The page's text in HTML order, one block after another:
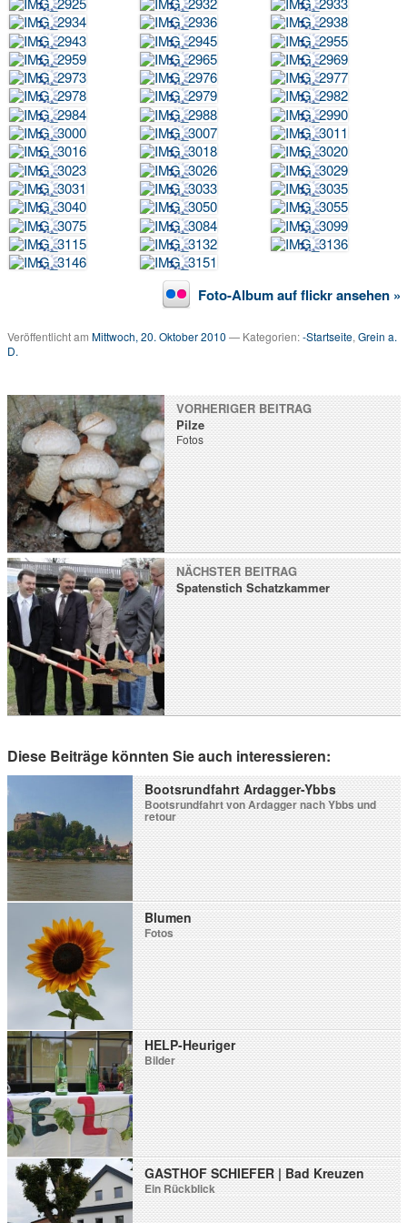
…
m
e
h
r
T
V
a
u
s
d
e
r
R
e
n
Foto-Album auf flickr ansehen »
Veröffentlicht am Mittwoch, 20. Oktober 2010 — Kategorien:-Startseite,Grein a.
D.
VORHERIGER BEITRAG
Pilze
Fotos
NÄCHSTER BEITRAG
Spatenstich Schatzkammer
Diese Beiträge könnten Sie auch interessieren:
Bootsrundfahrt Ardagger-Ybbs
Bootsrundfahrt von Ardagger nach Ybbs und
retour
Blumen
Fotos
HELP-Heuriger
Bilder
GASTHOF SCHIEFER | Bad Kreuzen
Ein Rückblick